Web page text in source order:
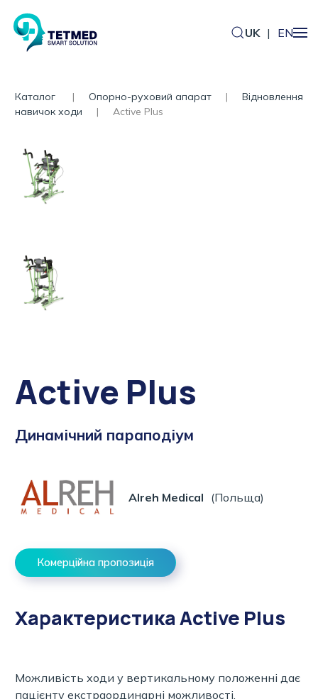
UK | EN
Каталог Опорно-руховий апарат
Відновлення
навичок ходи
Active Plus
Active Plus
Динамічний параподіум
Alreh Medical (Польща)
Комерційна пропозиція
Характеристика Active Plus
Можливість ходи у вертикальному положенні дає
пацієнту екстраординарні можливості.